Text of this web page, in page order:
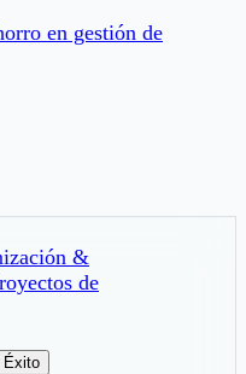
en gestión de
&
de
Éxito